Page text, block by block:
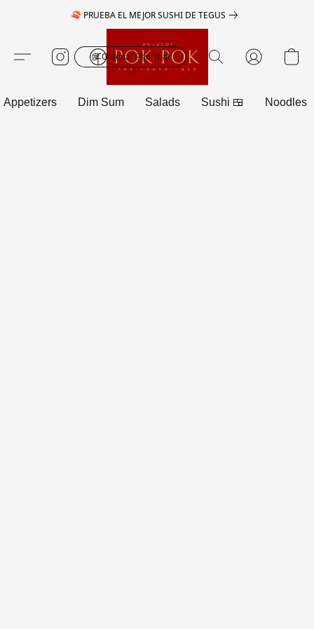
🍣 PRUEBA EL MEJOR SUSHI DE TEGUS
🥡 Ordenar Pad Thai
Appetizers Dim Sum Salads Sushi 🍱 Noodles